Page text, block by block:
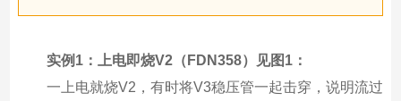
实例1：上电即烧V2（FDN358）见图1：
一上电就烧V2，有时将V3稳压管一起击穿，说明流过